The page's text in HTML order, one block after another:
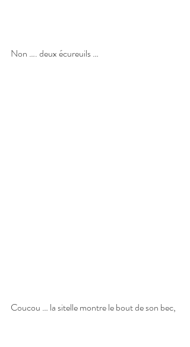
Non …. deux écureuils …
Coucou … la sitelle montre le bout de son bec,